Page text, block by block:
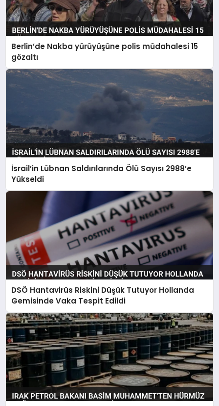
Berlin’de Nakba yürüyüşüne polis müdahalesi 15
gözaltı
İsrail’in Lübnan Saldırılarında Ölü Sayısı 2988’e
Yükseldi
DSÖ Hantavirüs Riskini Düşük Tutuyor Hollanda
Gemisinde Vaka Tespit Edildi